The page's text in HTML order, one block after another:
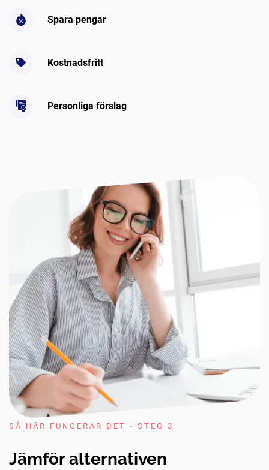
Spara pengar
Kostnadsfritt
Personliga förslag
SÅ HÄR FUNGERAR DET - STEG 3
Jämför alternativen